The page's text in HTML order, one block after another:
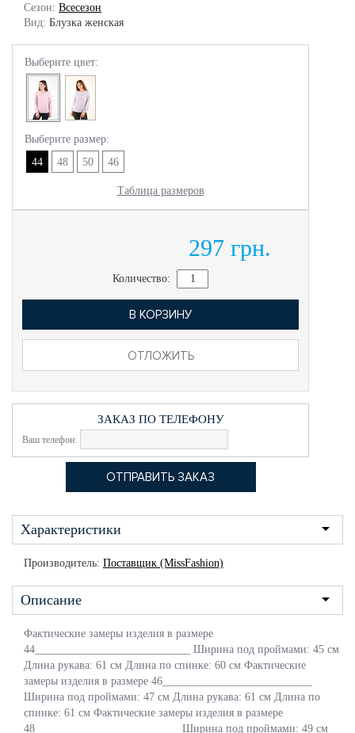
Сезон: Всесезон
Вид: Блузка женская
Выберите цвет:
Выберите размер:
44
48 50 46
Таблица размеров
297 грн.
Количество:
В КОРЗИНУ
ОТЛОЖИТЬ
ЗАКАЗ ПО ТЕЛЕФОНУ
Ваш телефон:
Характеристики
Производитель: Поставщик (MissFashion)
Описание
Фактические замеры изделия в размере
44____________________________ Ширина под проймами: 45 см
Длина рукава: 61 см Длина по спинке: 60 см Фактические
замеры изделия в размере 46___________________________
Ширина под проймами: 47 см Длина рукава: 61 см Длина по
спинке: 61 см Фактические замеры изделия в размере
48__________________________ Ширина под проймами: 49 см